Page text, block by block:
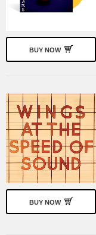
BUY NOW
BUY NOW